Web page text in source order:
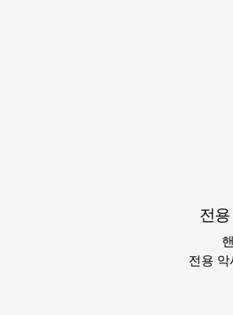
전
전용